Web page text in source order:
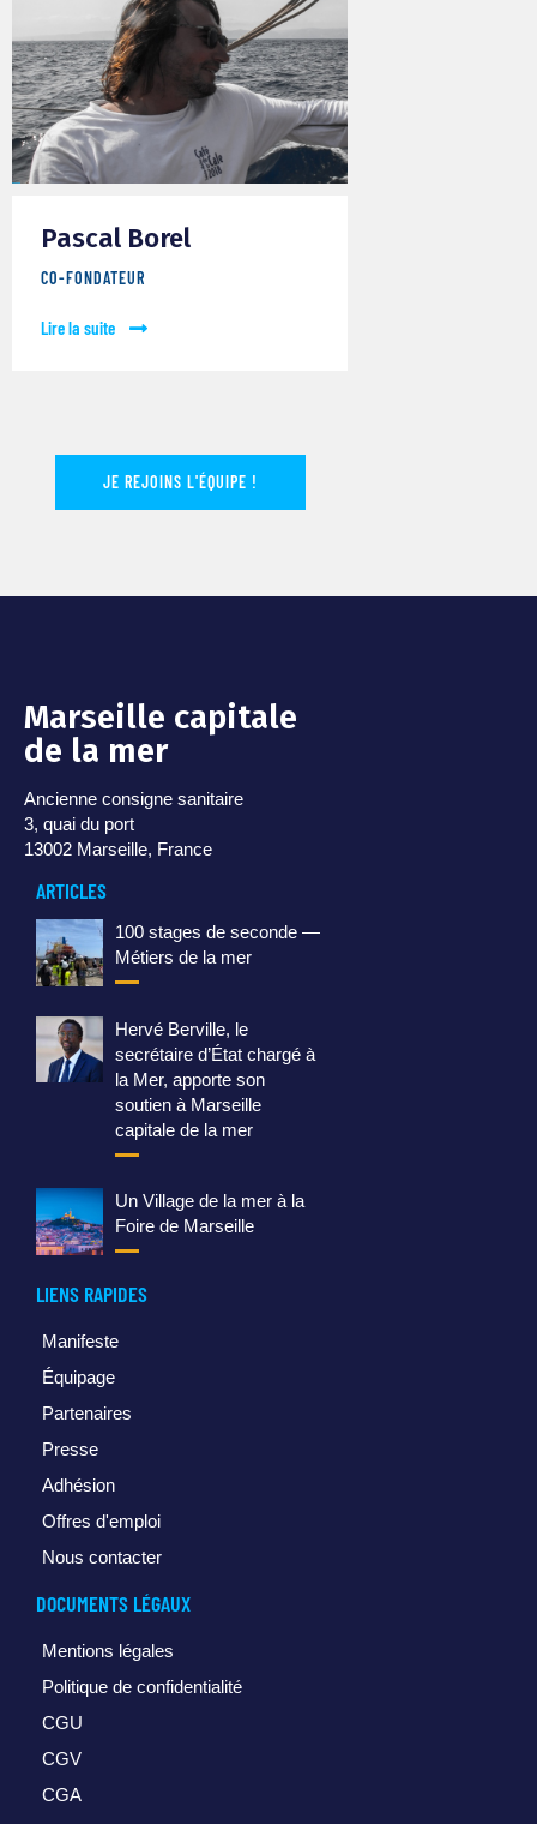
Pascal Borel
CO-FONDATEUR
Lire la suite
JE REJOINS L'ÉQUIPE !
Marseille capitale
de la mer
Ancienne consigne sanitaire
3, quai du port
13002 Marseille, France
ARTICLES
100 stages de seconde —
Métiers de la mer
Hervé Berville, le
secrétaire d’État chargé à
la Mer, apporte son
soutien à Marseille
capitale de la mer
Un Village de la mer à la
Foire de Marseille
LIENS RAPIDES
Manifeste
Équipage
Partenaires
Presse
Adhésion
Offres d'emploi
Nous contacter
DOCUMENTS LÉGAUX
Mentions légales
Politique de confidentialité
CGU
CGV
CGA